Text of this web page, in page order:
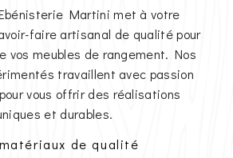
Martini met à votre
faire artisanal de qualité pour
vos meubles de rangement. Nos
travaillent avec passion
vous offrir des réalisations
et durables.
de qualité